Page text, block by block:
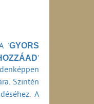
’GYORS
'
Szintén
A